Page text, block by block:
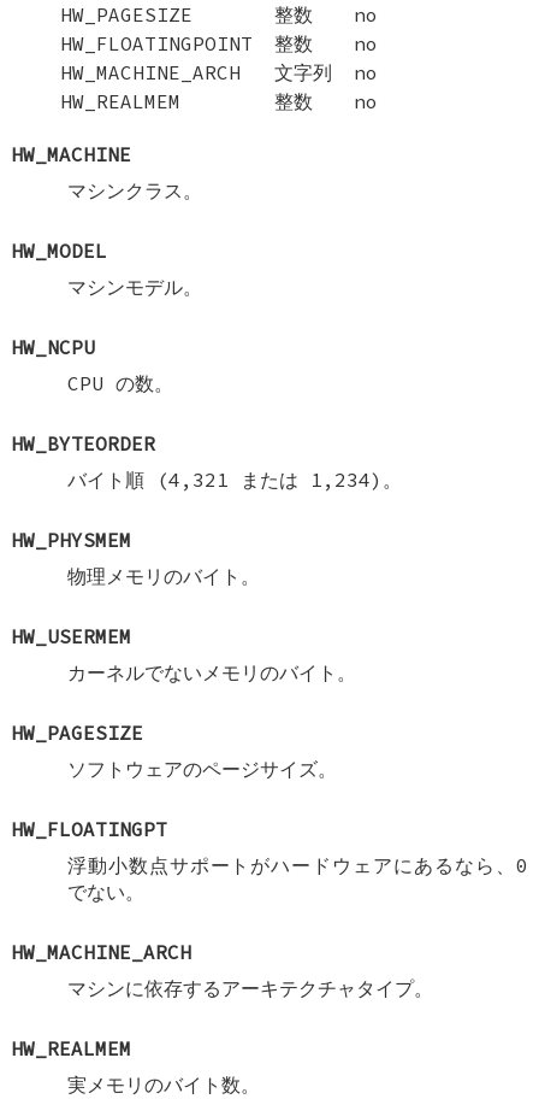
HW_PAGESIZE
整数
no
HW_FLOATINGPOINT
整数
no
HW_MACHINE_ARCH
文字列
no
HW_REALMEM
整数 no
HW_MACHINE
マシンクラス。
HW_MODEL
マシンモデル。
HW_NCPU
CPU の数。
HW_BYTEORDER
バイト順 (4,321 または 1,234)。
HW_PHYSMEM
物理メモリのバイト。
HW_USERMEM
カーネルでないメモリのバイト。
HW_PAGESIZE
ソフトウェアのページサイズ。
HW_FLOATINGPT
浮動小数点サポートがハードウェアにあるなら、0
でない。
HW_MACHINE_ARCH
マシンに依存するアーキテクチャタイプ。
HW_REALMEM
実メモリのバイト数。